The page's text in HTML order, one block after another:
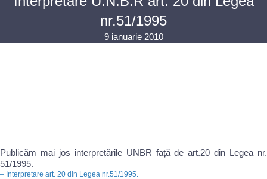
nr.51/1995
9 ianuarie 2010
Publicăm mai jos interpretările UNBR față de art.20 din Legea nr.
51/1995.
– Interpretare art. 20 din Legea nr.51/1995.